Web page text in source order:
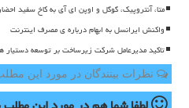
متا، آنتروپیک، گوگل و اوپن ای آی به کاخ سفید
واکنش ایرانسل به ابهام درباره ی مصرف اینترنت
تاکید مدیرعامل شرکت زیرساخت بر توسعه
نظرات بینندگان در مورد این